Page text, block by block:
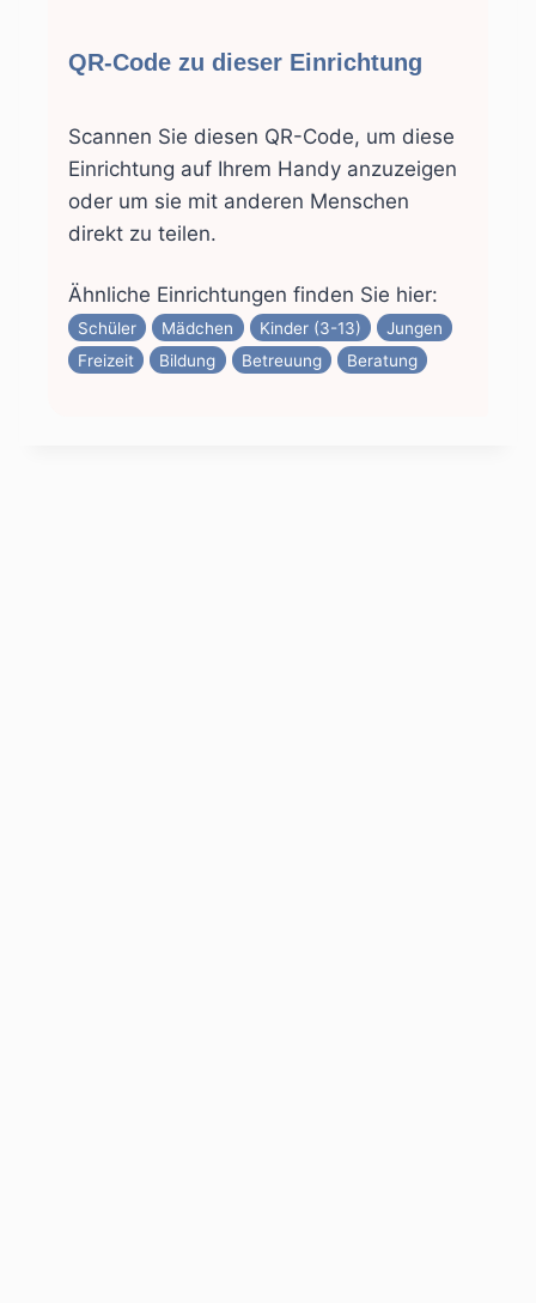
QR-Code zu dieser Einrichtung
Scannen Sie diesen QR-Code, um diese
Einrichtung auf Ihrem Handy anzuzeigen
oder um sie mit anderen Menschen
direkt zu teilen.
Ähnliche Einrichtungen finden Sie hier:
Schüler Mädchen Kinder (3-13)
Jungen
Freizeit
Bildung Betreuung Beratung